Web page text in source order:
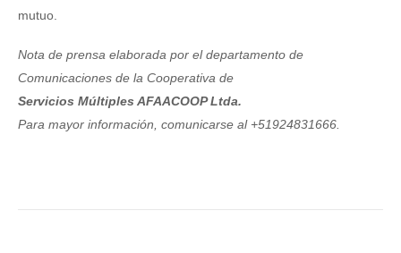
mutuo.
Nota de prensa elaborada por el departamento de
Comunicaciones de la Cooperativa de
Servicios Múltiples AFAACOOP Ltda.
Para mayor información, comunicarse al +51924831666.